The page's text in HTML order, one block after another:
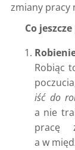
zmiany pracy
Co
Robiąc
iść do
a nie
pracę
a w